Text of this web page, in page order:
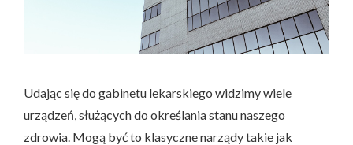
Udając się do gabinetu lekarskiego widzimy wiele
urządzeń, służących do określania stanu naszego
zdrowia. Mogą być to klasyczne narządy takie jak